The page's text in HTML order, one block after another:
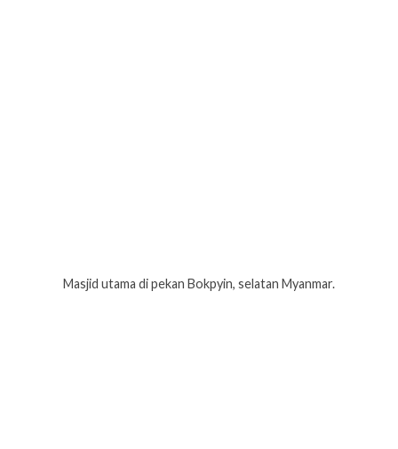
Masjid utama di pekan Bokpyin, selatan Myanmar.